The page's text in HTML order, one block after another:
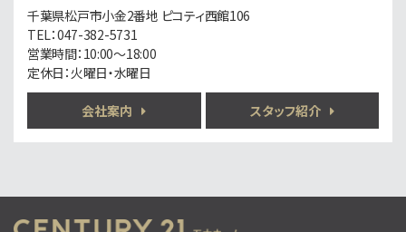
南柏駅
南柏駅徒歩6分！地盤20年保証＋防犯カメラ標準装…
第6位
3,899万円
柏駅
第7位
千葉県松戸市小金2番地 ピコティ西館106
TEL：047-382-5731
営業時間：10:00～18:00
定休日：火曜日・水曜日
会社案内 スタッフ紹介